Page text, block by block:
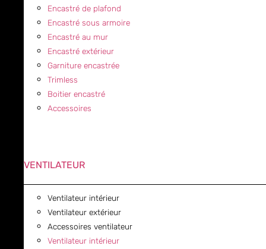
Encastré de plafond
Encastré sous armoire
Encastré au mur
Encastré extérieur
Garniture encastrée
Trimless
Boitier encastré
Accessoires
VENTILATEUR
Ventilateur intérieur
Ventilateur extérieur
Accessoires ventilateur
Ventilateur intérieur